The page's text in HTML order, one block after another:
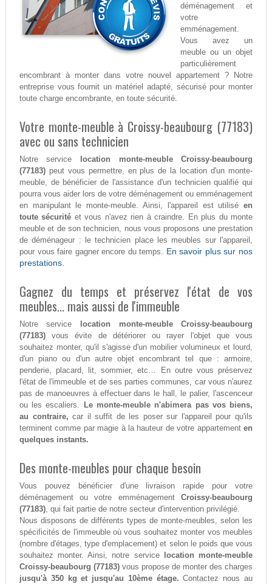
déménagement et
votre
emménagement.
Vous avez un
meuble ou un objet
particulièrement
encombrant à monter dans votre nouvel appartement ? Notre
entreprise vous fournit un matériel adapté, sécurisé pour monter
toute charge encombrante, en toute sécurité.
Votre monte-meuble à Croissy-beaubourg (77183)
avec ou sans technicien
Notre service
location monte-meuble Croissy-beaubourg
(77183)peut vous permettre, en plus de la location d'un monte-
meuble, de bénéficier de l'assistance d'un technicien qualifié qui
pourra vous aider lors de votre déménagement ou emménagement
en manipulant le monte-meuble. Ainsi, l'appareil est utiliséen
toute sécurité et vous n'avez rien à craindre. En plus du monte
meuble et de son technicien, nous vous proposons une prestation
de déménageur : le technicien place les meubles sur l'appareil,
pour vous faire gagner encore du temps. En savoir plus sur nos
prestations.
Gagnez du temps et préservez l'état de vos
meubles... mais aussi de l'immeuble
Notre service
location monte-meuble Croissy-beaubourg
(77183)vous évite de détériorer ou rayer l'objet que vous
souhaitez monter, qu'il s'agisse d'un mobilier volumineux et lourd,
d'un piano ou d'un autre objet encombrant tel que : armoire,
penderie, placard, lit, sommier, etc… En outre vous préservez
l'état de l'immeuble et de ses parties communes, car vous n'aurez
pas de manoeuvres à effectuer dans le hall, le palier, l'ascenceur
ou les escaliers.
Le monte-meuble n'abimera pas vos biens,
au contraire, car il suffit de les poser sur l'appareil pour qu'ils
terminent comme par magie à la hauteur de votre appartementen
quelques instants.
Des monte-meubles pour chaque besoin
Vous pouvez bénéficier d'une livraison rapide pour votre
déménagement ou votre emménagementCroissy-beaubourg
(77183), qui fait partie de notre secteur d'intervention privilégié.
Nous disposons de différents types de monte-meubles, selon les
spécificités de l'immeuble où vous souhaitez monter vos meubles
(nombre d'étages, type d'emplacement) et selon le poids que vous
souhaitez monter. Ainsi, notre service
location monte-meuble
Croissy-beaubourg (77183)vous propose de monter des charges
jusqu'à 350 kg et jusqu'au 10ème étage. Contactez nous au